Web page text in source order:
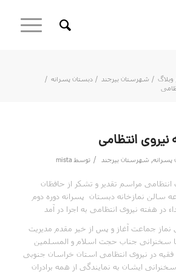
وبلاگ / شهرستان بیرجند / دبستان پسرانه /
انتظامی
پسرانه, شهرستان بیرجند / توسط mista
مراسم تقدیر و تشکر از حافظان
سالن نمازخانه دبستان پسرانه دوره دوم
هفته نیروی انتظامی به اجرا در آمد
نماز جماعت آغاز و پس از خیر مقدم مدیریت
سخنرانی جناب حجت اسلام و المسلمین
فقیه در نیروی انتظامی استان خراسان جنوبی
ایشان به نمایندگی از همه برادران